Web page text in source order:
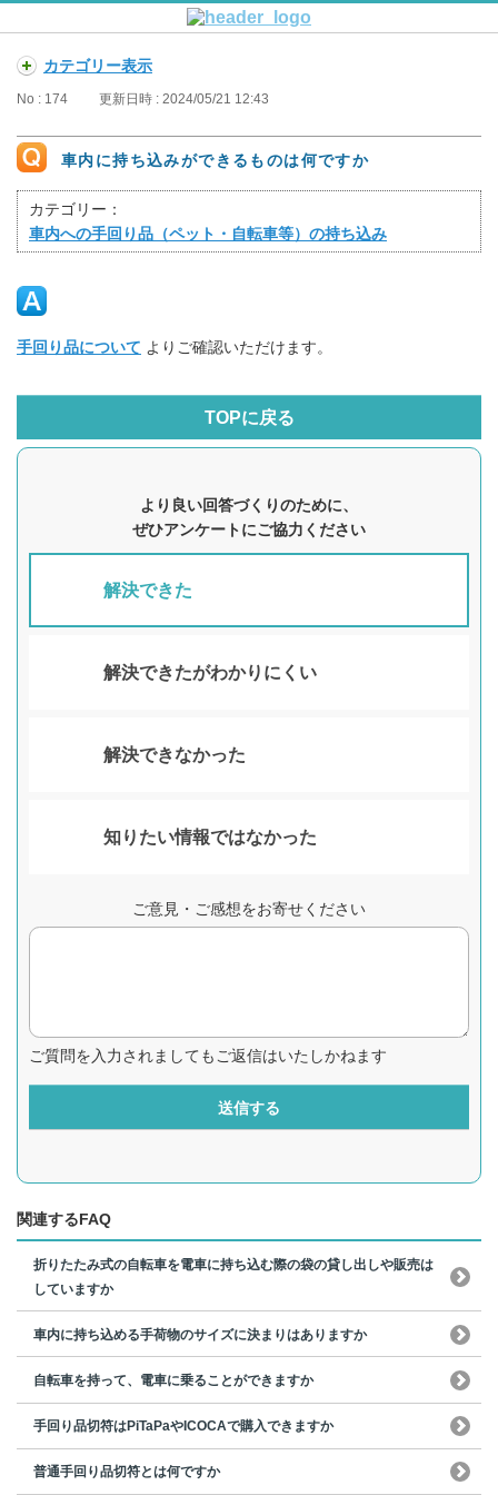
カテゴリー表示
No : 174 更新日時 : 2024/05/21 12:43
車内に持ち込みができるものは何ですか
カテゴリー：
車内への手回り品（ペット・自転車等）の持ち込み
手回り品について よりご確認いただけます。
TOPに戻る
より良い回答づくりのために、
ぜひアンケートにご協力ください
解決できた
解決できたがわかりにくい
解決できなかった
知りたい情報ではなかった
ご意見・ご感想をお寄せください
ご質問を入力されましてもご返信はいたしかねます
送信する
関連するFAQ
折りたたみ式の自転車を電車に持ち込む際の袋の貸し出しや販売は
していますか
車内に持ち込める手荷物のサイズに決まりはありますか
自転車を持って、電車に乗ることができますか
手回り品切符はPiTaPaやICOCAで購入できますか
普通手回り品切符とは何ですか